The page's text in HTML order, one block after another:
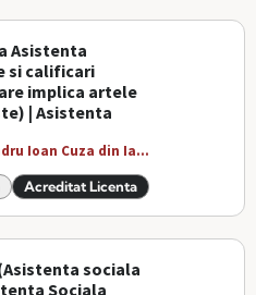
Asistenta
si calificari
implica artele
| Asistenta
Ioan Cuza din Ia...
Acreditat Licenta
sociala
Sociala